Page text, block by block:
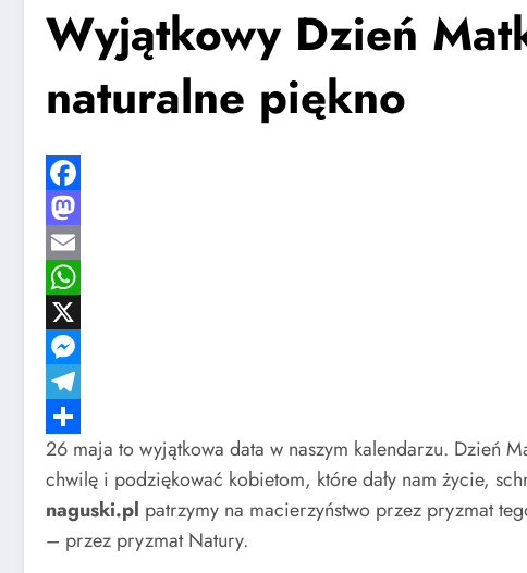
Wyjątkowy Dzień
naturalne piękno
Facebook
Mastodon
Email
WhatsApp
X
Messenger
Telegram
Share
26 maja to wyjątkowa data w naszym kalendarzu. Dzień
chwilę i podziękować kobietom, które dały nam życie,
naguski.pl patrzymy na macierzyństwo przez pryzmat
– przez pryzmat Natury.